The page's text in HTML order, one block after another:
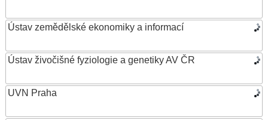
Ústav zemědělské ekonomiky a informací
Ústav živočišné fyziologie a genetiky AV ČR
UVN Praha